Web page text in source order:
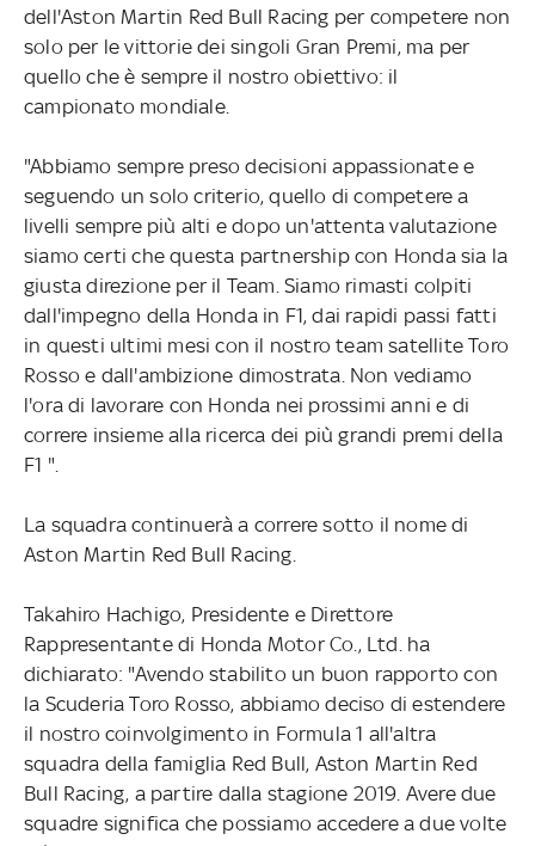
dell'Aston Martin Red Bull Racing per competere non
solo per le vittorie dei singoli Gran Premi, ma per
quello che è sempre il nostro obiettivo: il
campionato mondiale.
"Abbiamo sempre preso decisioni appassionate e
seguendo un solo criterio, quello di competere a
livelli sempre più alti e dopo un'attenta valutazione
siamo certi che questa partnership con Honda sia la
giusta direzione per il Team. Siamo rimasti colpiti
dall'impegno della Honda in F1, dai rapidi passi fatti
in questi ultimi mesi con il nostro team satellite Toro
Rosso e dall'ambizione dimostrata. Non vediamo
l'ora di lavorare con Honda nei prossimi anni e di
correre insieme alla ricerca dei più grandi premi della
F1 ".
La squadra continuerà a correre sotto il nome di
Aston Martin Red Bull Racing.
Takahiro Hachigo, Presidente e Direttore
Rappresentante di Honda Motor Co., Ltd. ha
dichiarato: "Avendo stabilito un buon rapporto con
la Scuderia Toro Rosso, abbiamo deciso di estendere
il nostro coinvolgimento in Formula 1 all'altra
squadra della famiglia Red Bull, Aston Martin Red
Bull Racing, a partire dalla stagione 2019. Avere due
squadre significa che possiamo accedere a due volte